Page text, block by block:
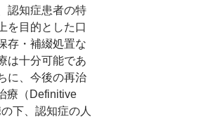
認知症患者の特
を目的とした口
存・補綴処置な
は十分可能であ
に、今後の再治
療（ Definitive
下、認知症の人